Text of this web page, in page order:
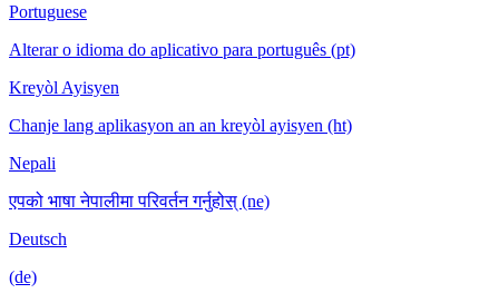
Portuguese
Alterar o idioma do aplicativo para português (pt)
Kreyòl Ayisyen
Chanje lang aplikasyon an an kreyòl ayisyen (ht)
Nepali
एपको भाषा नेपालीमा परिवर्तन गर्नुहोस् (ne)
Deutsch
(de)